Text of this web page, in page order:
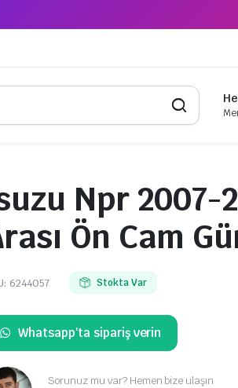
Npr 2007-
Ön Cam
6244057 Stokta Var
Whatsapp'ta sipariş verin
Sorunuz mu var? Hemen bize ulaşın